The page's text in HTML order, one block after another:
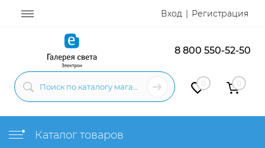
Вход Регистрация
8 800 550-52-50
0 0
Каталог товаров